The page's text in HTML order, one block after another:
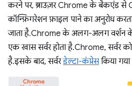
करने पर, ब्राउज़र Chrome के बैकएंड से
कॉन्फ़िगरेशन फ़ाइल पाने का अनुरोध
जाता है. Chrome के अलग-अलग वर्शन
एक खास सर्वर होता है. Chrome, सर्वर
है. इसके बाद, सर्वरडेल्टा-कंप्रेसकिया गया